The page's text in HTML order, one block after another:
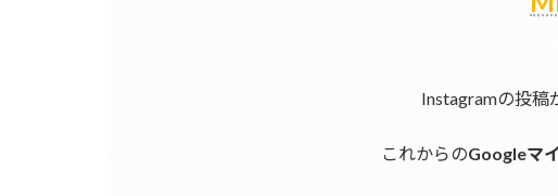
Instagramの投稿
これからのGoogleマ